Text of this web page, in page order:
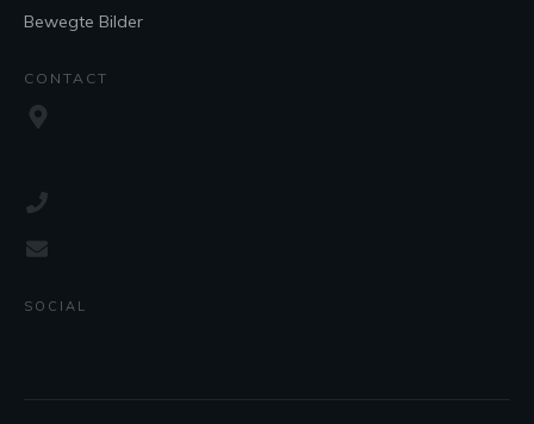
Bewegte Bilder
CONTACT
SOCIAL